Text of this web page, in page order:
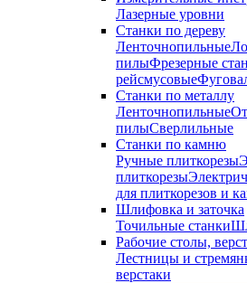
Лазерные уровни
Станки по дереву
Ленточнопильные
пилыФрезерные
рейсмусовые
Станки по металлу
Ленточнопильные
пилыСверлильные
Станки по камню
Ручные плиткорезы
плиткорезы
для плиткорезов и
Шлифовка и заточка
Точильные станки
Рабочие столы,
Лестницы и
верстаки